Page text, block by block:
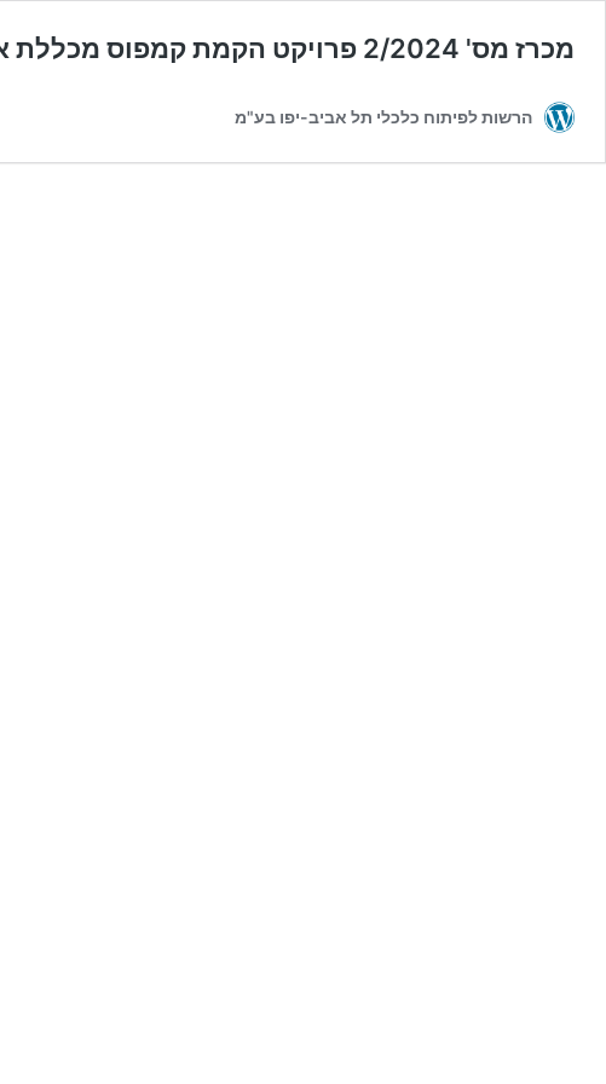
מכרז מס' 2/2024 פרויקט הקמת קמפוס מכללת אפקה – המכללה האקדמית להנדסה במרחב "אורות" תל אביב – יפו
הרשות לפיתוח כלכלי תל אביב-יפו בע"מ